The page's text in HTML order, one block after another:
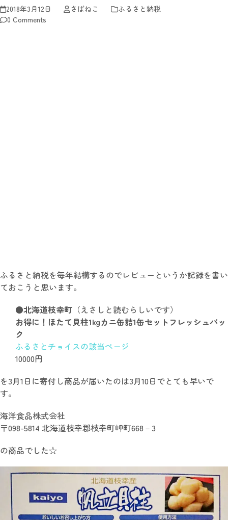
2018年3月12日 さばねこ
ふるさと納税
0 Comments
ふるさと納税を毎年結構するのでレビューというか記録を書い
ておこうと思います。
●北海道枝幸町 （えさしと読むらしいです）
お得に！ほたて貝柱1kgカニ缶詰1缶セットフレッシュパッ
ク
ふるさとチョイスの該当ページ
10000円
を3月1日に寄付し商品が届いたのは3月10日でとても早いで
す。
海洋食品株式会社
〒098-5814 北海道枝幸郡枝幸町岬町668－3
の商品でした☆